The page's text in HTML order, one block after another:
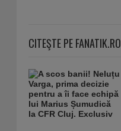
CITEŞTE PE FANATIK.RO